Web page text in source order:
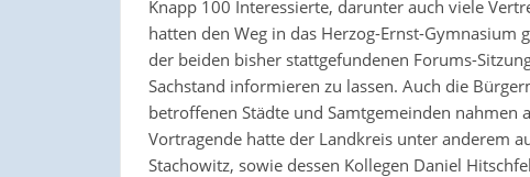
Knapp 100 Interessierte, darunter auch viele
hatten den Weg in das Herzog-Ernst-
der beiden bisher stattgefundenen Forums-
Sachstand informieren zu lassen. Auch die
betroffenen Städte und Samtgemeinden nahmen
Vortragende hatte der Landkreis unter anderem
Stachowitz, sowie dessen Kollegen Daniel